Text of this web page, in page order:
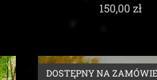
150,00zł
DOSTĘPNY NA